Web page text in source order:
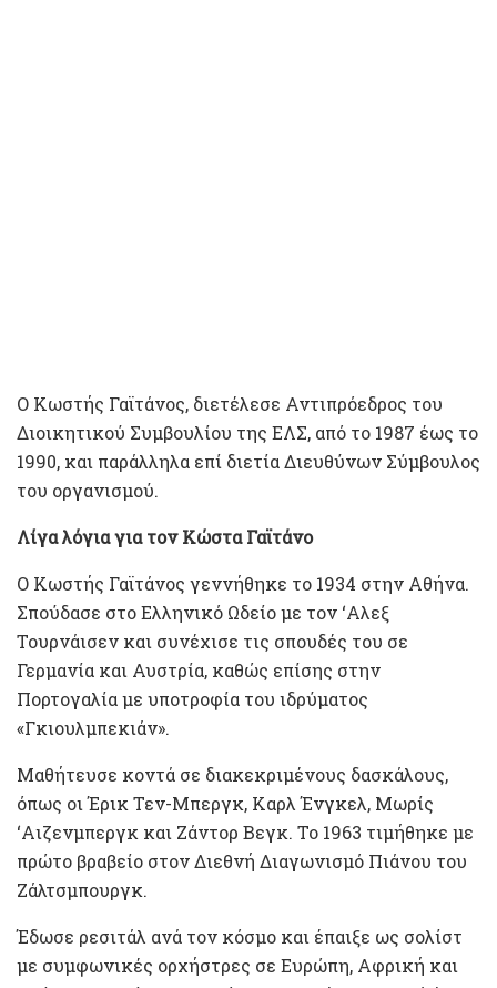
Ο Κωστής Γαϊτάνος, διετέλεσε Αντιπρόεδρος του
Διοικητικού Συμβουλίου της ΕΛΣ, από το 1987 έως το
1990, και παράλληλα επί διετία Διευθύνων Σύμβουλος
του οργανισμού.
Λίγα λόγια για τον Κώστα Γαϊτάνο
Ο Κωστής Γαϊτάνος γεννήθηκε το 1934 στην Αθήνα.
Σπούδασε στο Ελληνικό Ωδείο με τον ‘Αλεξ
Τουρνάισεν και συνέχισε τις σπουδές του σε
Γερμανία και Αυστρία, καθώς επίσης στην
Πορτογαλία με υποτροφία του ιδρύματος
«Γκιουλμπεκιάν».
Μαθήτευσε κοντά σε διακεκριμένους δασκάλους,
όπως οι Έρικ Τεν-Μπεργκ, Καρλ Ένγκελ, Μωρίς
‘Αιζενμπεργκ και Ζάντορ Βεγκ. Το 1963 τιμήθηκε με
πρώτο βραβείο στον Διεθνή Διαγωνισμό Πιάνου του
Ζάλτσμπουργκ.
Έδωσε ρεσιτάλ ανά τον κόσμο και έπαιξε ως σολίστ
με συμφωνικές ορχήστρες σε Ευρώπη, Αφρική και